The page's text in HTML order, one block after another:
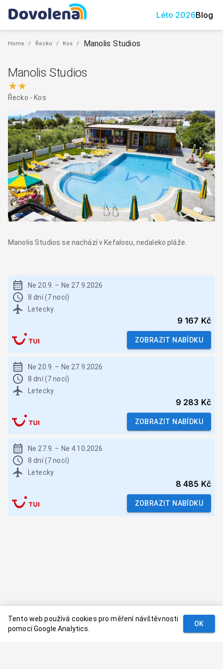
Léto 2026Blog
Home / Řecko / Kos / Manolis Studios
Manolis Studios
★★
Řecko - Kos
Manolis Studios se nachází v Kefalosu, nedaleko pláže.
Ne 20.9. – Ne 27.9.2026
8 dní (7 nocí)
Letecky
9 167 Kč
ZOBRAZIT NABÍDKU
Ne 20.9. – Ne 27.9.2026
8 dní (7 nocí)
Letecky
9 283 Kč
ZOBRAZIT NABÍDKU
Ne 27.9. – Ne 4.10.2026
8 dní (7 nocí)
Letecky
8 485 Kč
ZOBRAZIT NABÍDKU
Tento web používá cookies pro měření návštěvnosti
pomocí Google Analytics.
OK